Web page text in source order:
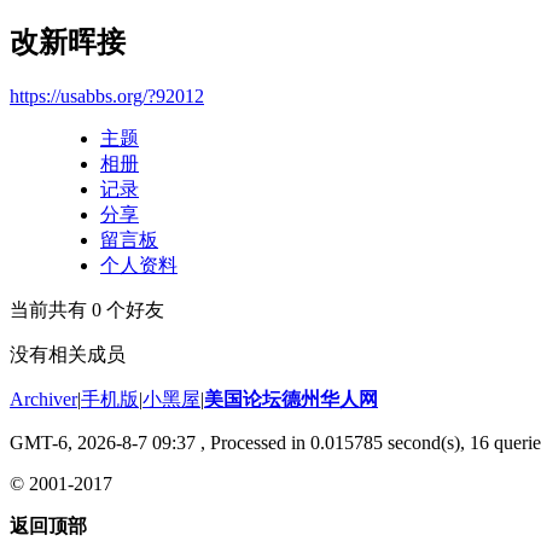
改新晖接
https://usabbs.org/?92012
主题
相册
记录
分享
留言板
个人资料
当前共有 0 个好友
没有相关成员
Archiver|手机版|小黑屋|美国论坛德州华人网
GMT-6, 2026-8-7 09:37 , Processed in 0.015785 second(s), 16
© 2001-2017
返回顶部